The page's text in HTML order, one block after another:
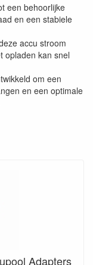
een behoorlijke
en een stabiele
accu stroom
opladen kan snel
om een
en een optimale
Adapters